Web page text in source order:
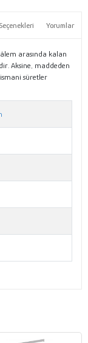
Yorumlar
arasında kalan
Aksine, maddeden
süretler